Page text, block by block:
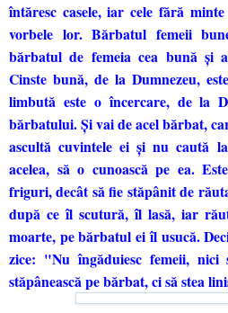
întăresc casele, iar cele fără
vorbele lor. Bărbatul femeii
bărbatul de femeia cea bună şi
Cinste bună, de la Dumnezeu,
limbută este o încercare, de la
bărbatului. Şi vai de acel bărbat,
ascultă cuvintele ei şi nu caută
acelea, să o cunoască pe ea.
friguri, decât să fie stăpânit de
după ce îl scutură, îl lasă, iar
moarte, pe bărbatul ei îl usucă.
zice: "Nu îngăduiesc femeii,
stăpânească pe bărbat, ci să stea